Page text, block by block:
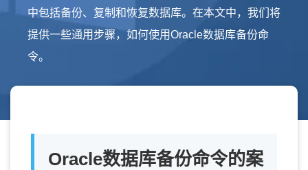
中包括备份、复制和恢复数据库。在本文中，我们将
提供一些通用步骤，如何使用Oracle数据库备份命
令。
Oracle数据库备份命令的案